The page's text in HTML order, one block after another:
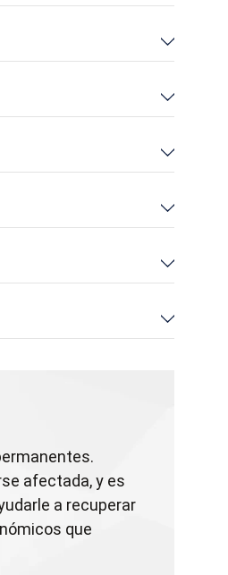
afectada, y es
a recuperar
que